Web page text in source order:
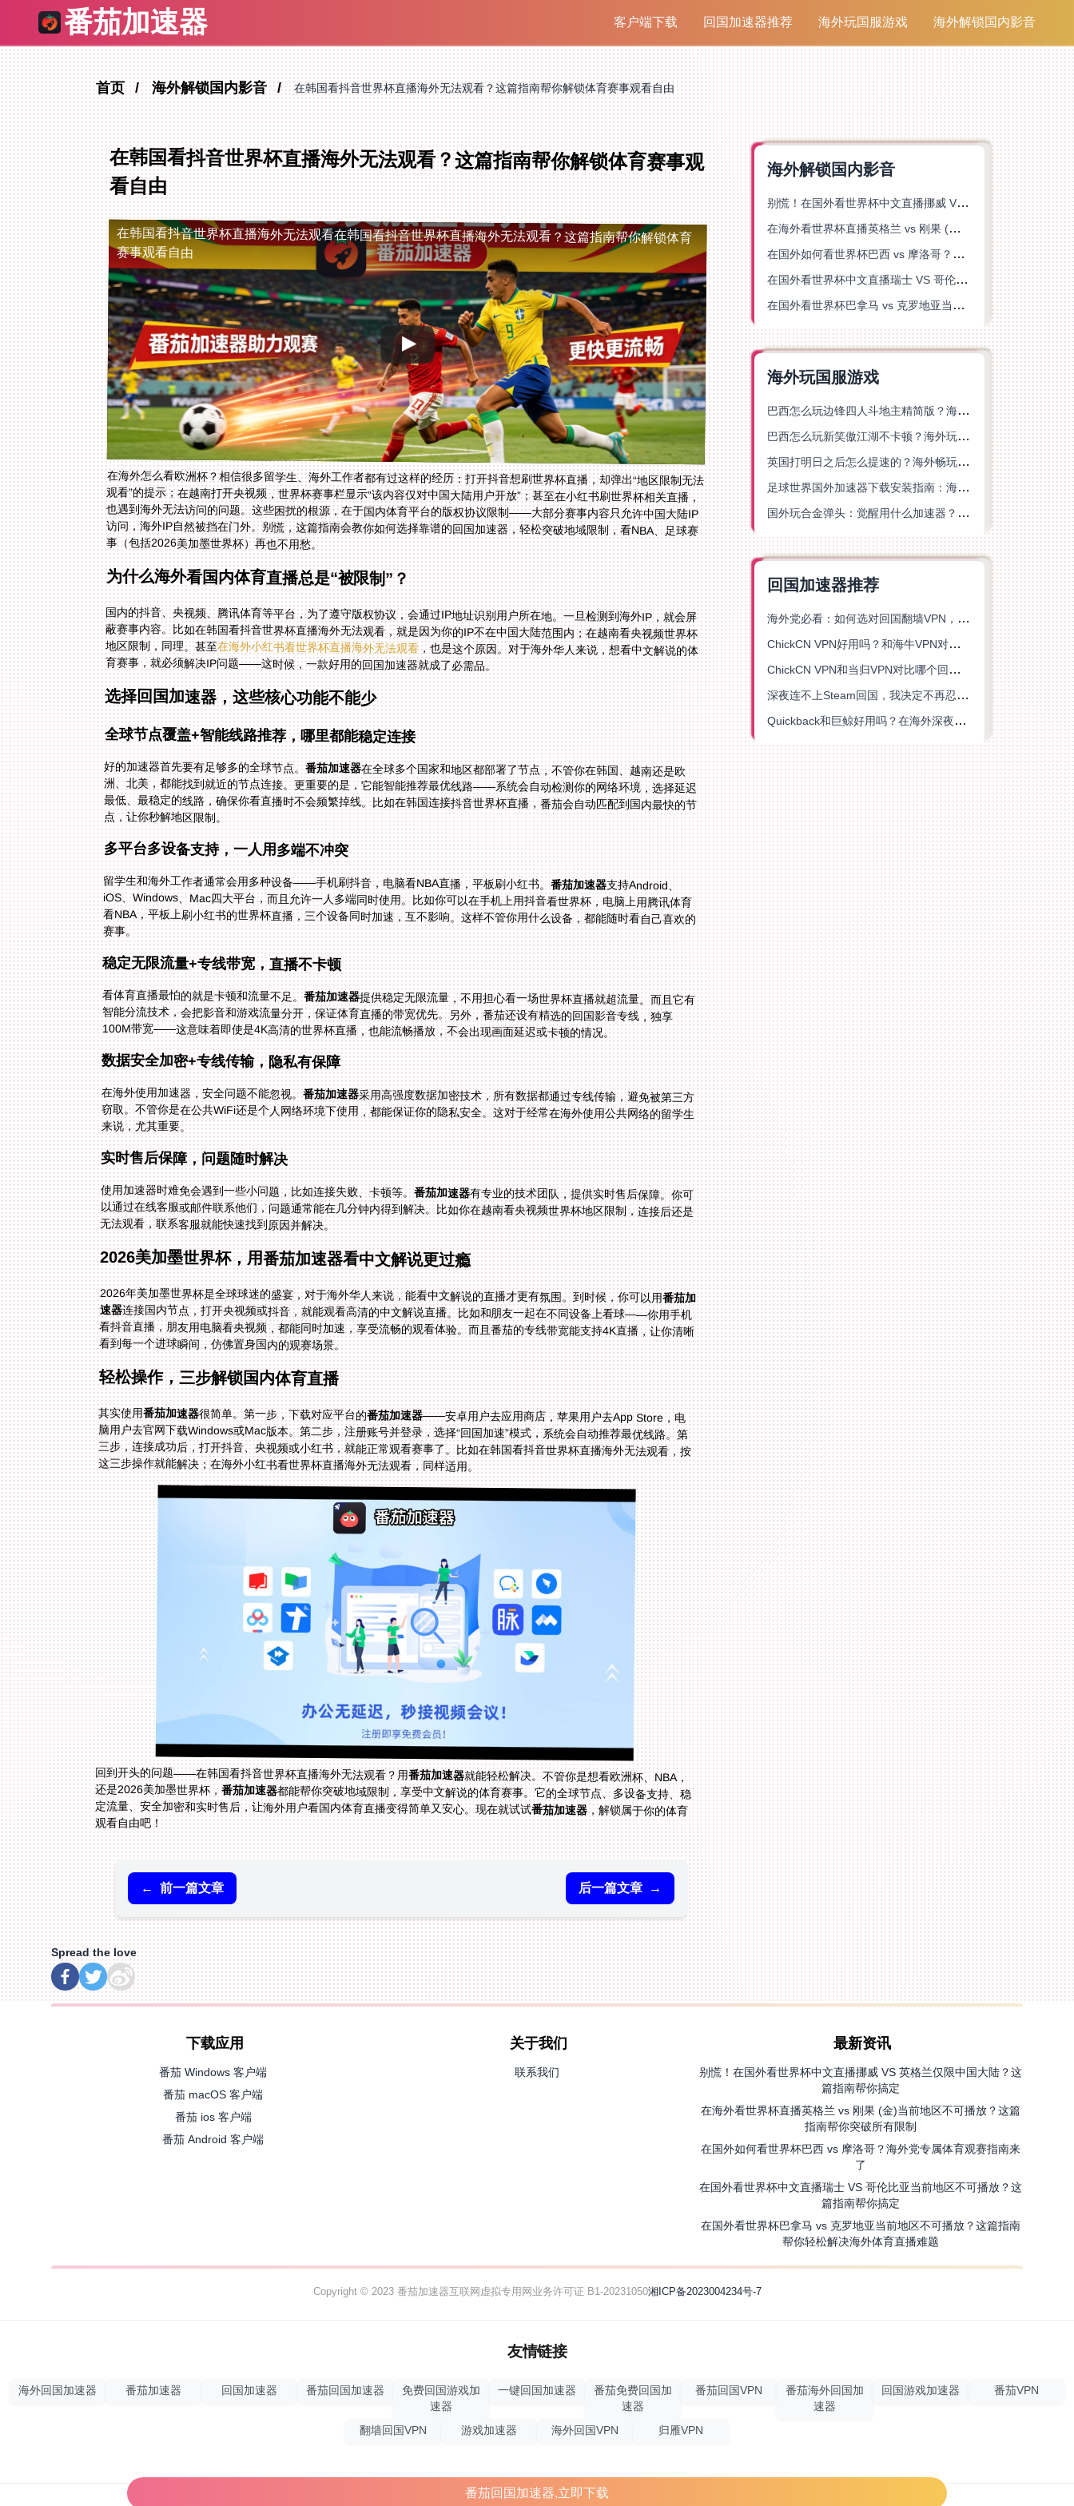
番茄加速器 客户端下载 回国加速器推荐 海外玩国服游戏 海外解锁国内影音
首页 海外解锁国内影音 在韩国看抖音世界杯直播海外无法观看？这篇指南帮你解锁体育赛事观看自由
在韩国看抖音世界杯直播海外无法观看？这篇指南帮你解锁体育赛事观
看自由
在韩国看抖音世界杯直播海外无法观看在韩国看抖音世界杯直播海外无法观看？这篇指南帮你解锁体育
赛事观看自由
在海外怎么看欧洲杯？相信很多留学生、海外工作者都有过这样的经历：打开抖音想刷世界杯直播，却弹出“地区限制无法
观看”的提示；在越南打开央视频，世界杯赛事栏显示“该内容仅对中国大陆用户开放”；甚至在小红书刷世界杯相关直播，
也遇到海外无法访问的问题。这些困扰的根源，在于国内体育平台的版权协议限制——大部分赛事内容只允许中国大陆IP
访问，海外IP自然被挡在门外。别慌，这篇指南会教你如何选择靠谱的回国加速器，轻松突破地域限制，看NBA、足球赛
事（包括2026美加墨世界杯）再也不用愁。
为什么海外看国内体育直播总是“被限制”？
国内的抖音、央视频、腾讯体育等平台，为了遵守版权协议，会通过IP地址识别用户所在地。一旦检测到海外IP，就会屏
蔽赛事内容。比如在韩国看抖音世界杯直播海外无法观看，就是因为你的IP不在中国大陆范围内；在越南看央视频世界杯
地区限制，同理。甚至在海外小红书看世界杯直播海外无法观看，也是这个原因。对于海外华人来说，想看中文解说的体
育赛事，就必须解决IP问题——这时候，一款好用的回国加速器就成了必需品。
选择回国加速器，这些核心功能不能少
全球节点覆盖+智能线路推荐，哪里都能稳定连接
好的加速器首先要有足够多的全球节点。番茄加速器在全球多个国家和地区都部署了节点，不管你在韩国、越南还是欧
洲、北美，都能找到就近的节点连接。更重要的是，它能智能推荐最优线路——系统会自动检测你的网络环境，选择延迟
最低、最稳定的线路，确保你看直播时不会频繁掉线。比如在韩国连接抖音世界杯直播，番茄会自动匹配到国内最快的节
点，让你秒解地区限制。
多平台多设备支持，一人用多端不冲突
留学生和海外工作者通常会用多种设备——手机刷抖音，电脑看NBA直播，平板刷小红书。番茄加速器支持Android、
iOS、Windows、Mac四大平台，而且允许一人多端同时使用。比如你可以在手机上用抖音看世界杯，电脑上用腾讯体育
看NBA，平板上刷小红书的世界杯直播，三个设备同时加速，互不影响。这样不管你用什么设备，都能随时看自己喜欢的
赛事。
稳定无限流量+专线带宽，直播不卡顿
看体育直播最怕的就是卡顿和流量不足。番茄加速器提供稳定无限流量，不用担心看一场世界杯直播就超流量。而且它有
智能分流技术，会把影音和游戏流量分开，保证体育直播的带宽优先。另外，番茄还设有精选的回国影音专线，独享
100M带宽——这意味着即使是4K高清的世界杯直播，也能流畅播放，不会出现画面延迟或卡顿的情况。
数据安全加密+专线传输，隐私有保障
在海外使用加速器，安全问题不能忽视。番茄加速器采用高强度数据加密技术，所有数据都通过专线传输，避免被第三方
窃取。不管你是在公共WiFi还是个人网络环境下使用，都能保证你的隐私安全。这对于经常在海外使用公共网络的留学生
来说，尤其重要。
实时售后保障，问题随时解决
使用加速器时难免会遇到一些小问题，比如连接失败、卡顿等。番茄加速器有专业的技术团队，提供实时售后保障。你可
以通过在线客服或邮件联系他们，问题通常能在几分钟内得到解决。比如你在越南看央视频世界杯地区限制，连接后还是
无法观看，联系客服就能快速找到原因并解决。
2026美加墨世界杯，用番茄加速器看中文解说更过瘾
2026年美加墨世界杯是全球球迷的盛宴，对于海外华人来说，能看中文解说的直播才更有氛围。到时候，你可以用番茄加
速器连接国内节点，打开央视频或抖音，就能观看高清的中文解说直播。比如和朋友一起在不同设备上看球——你用手机
看抖音直播，朋友用电脑看央视频，都能同时加速，享受流畅的观看体验。而且番茄的专线带宽能支持4K直播，让你清晰
看到每一个进球瞬间，仿佛置身国内的观赛场景。
轻松操作，三步解锁国内体育直播
其实使用番茄加速器很简单。第一步，下载对应平台的番茄加速器——安卓用户去应用商店，苹果用户去App Store，电
脑用户去官网下载Windows或Mac版本。第二步，注册账号并登录，选择“回国加速”模式，系统会自动推荐最优线路。第
三步，连接成功后，打开抖音、央视频或小红书，就能正常观看赛事了。比如在韩国看抖音世界杯直播海外无法观看，按
这三步操作就能解决；在海外小红书看世界杯直播海外无法观看，同样适用。
回到开头的问题——在韩国看抖音世界杯直播海外无法观看？用番茄加速器就能轻松解决。不管你是想看欧洲杯、NBA，
还是2026美加墨世界杯，番茄加速器都能帮你突破地域限制，享受中文解说的体育赛事。它的全球节点、多设备支持、稳
定流量、安全加密和实时售后，让海外用户看国内体育直播变得简单又安心。现在就试试番茄加速器，解锁属于你的体育
观看自由吧！
← 前一篇文章 后一篇文章 →
海外解锁国内影音
别慌！在国外看世界杯中文直播挪威 VS 英格兰仅限中国大陆？这篇指南帮你搞定
在海外看世界杯直播英格兰 vs 刚果 (金)当前地区不可播放？这篇指南帮你突破所有限制
在国外如何看世界杯巴西 vs 摩洛哥？海外党专属体育观赛指南来了
在国外看世界杯中文直播瑞士 VS 哥伦比亚当前地区不可播放？这篇指南帮你搞定
在国外看世界杯巴拿马 vs 克罗地亚当前地区不可播放？这篇指南帮你轻松解决海外体育直播难题
海外玩国服游戏
巴西怎么玩边锋四人斗地主精简版？海外游戏党的加速器终极选择
巴西怎么玩新笑傲江湖不卡顿？海外玩家国服游戏加速终极指南（附猫和老鼠一梦江湖实测）
英国打明日之后怎么提速的？海外畅玩国服游戏终极指南
足球世界国外加速器下载安装指南：海外党畅玩国服游戏的终极解决方案
国外玩合金弹头：觉醒用什么加速器？一份写给海外游子的畅玩指南
回国加速器推荐
海外党必看：如何选对回国翻墙VPN，无缝解锁国内资源？
ChickCN VPN好用吗？和海牛VPN对比哪个回国效果更好？
ChickCN VPN和当归VPN对比哪个回国效果更好？海外党亲测后选了它
深夜连不上Steam回国，我决定不再忍受这数字鸿沟
Quickback和巨鲸好用吗？在海外深夜想刷B站、追爱奇艺的你，或许正需要这份答案
Spread the love
下载应用
番茄 Windows 客户端
番茄 macOS 客户端
番茄 ios 客户端
番茄 Android 客户端
关于我们
联系我们
最新资讯
别慌！在国外看世界杯中文直播挪威 VS 英格兰仅限中国大陆？这
篇指南帮你搞定
在海外看世界杯直播英格兰 vs 刚果 (金)当前地区不可播放？这篇
指南帮你突破所有限制
在国外如何看世界杯巴西 vs 摩洛哥？海外党专属体育观赛指南来
了
在国外看世界杯中文直播瑞士 VS 哥伦比亚当前地区不可播放？这
篇指南帮你搞定
在国外看世界杯巴拿马 vs 克罗地亚当前地区不可播放？这篇指南
帮你轻松解决海外体育直播难题
Copyright © 2023 番茄加速器互联网虚拟专用网业务许可证 B1-20231050湘ICP备2023004234号-7
友情链接
海外回国加速器 番茄加速器 回国加速器 番茄回国加速器
免费回国游戏加
速器
一键回国加速器
番茄免费回国加
速器
番茄回国VPN
番茄海外回国加
速器
回国游戏加速器 番茄VPN
翻墙回国VPN 游戏加速器 海外回国VPN 归雁VPN
番茄回国加速器,立即下载